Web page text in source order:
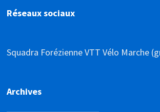
Réseaux sociaux
Squadra Forézienne VTT Vélo Marche
Archives